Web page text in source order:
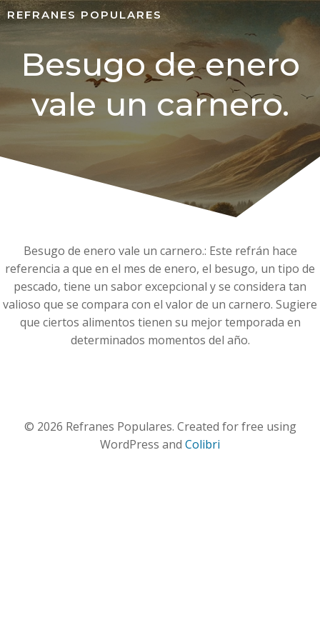
REFRANES POPULARES
Besugo de enero
vale un carnero.
Besugo de enero vale un carnero.: Este refrán hace
referencia a que en el mes de enero, el besugo, un tipo de
pescado, tiene un sabor excepcional y se considera tan
valioso que se compara con el valor de un carnero. Sugiere
que ciertos alimentos tienen su mejor temporada en
determinados momentos del año.
© 2026 Refranes Populares. Created for free using
WordPress and Colibri